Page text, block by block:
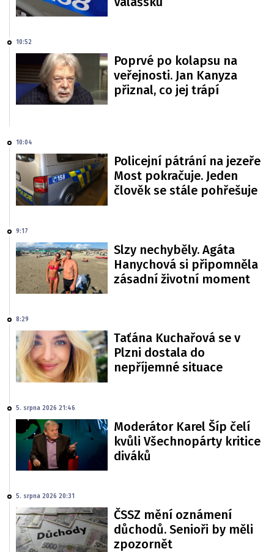
10:52
Poprvé po kolapsu na
veřejnosti. Jan Kanyza
přiznal, co jej trápí
10:04
Policejní pátrání na jezeře
Most pokračuje. Jeden
člověk se stále pohřešuje
9:17
Slzy nechyběly. Agáta
Hanychová si připomněla
zásadní životní moment
8:29
Taťána Kuchařová se v
Plzni dostala do
nepříjemné situace
5. srpna 2026 21:46
Moderátor Karel Šíp čelí
kvůli Všechnopárty kritice
diváků
5. srpna 2026 20:31
ČSSZ mění oznámení
důchodů. Senioři by měli
zpozornět